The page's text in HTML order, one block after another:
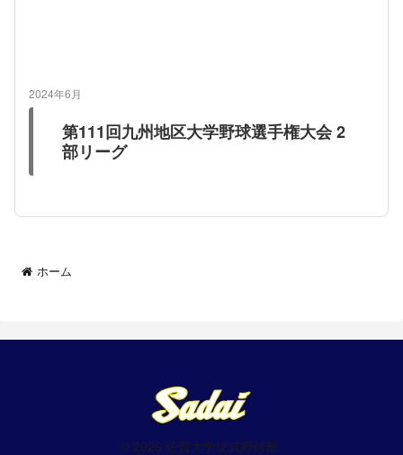
2024年6月
第111回九州地区大学野球選手権大会 2
部リーグ
ホーム
© 2026 佐賀大学硬式野球部.